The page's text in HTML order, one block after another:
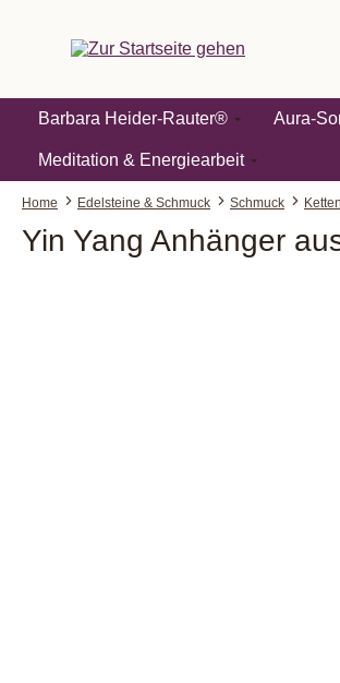
Barbara Heider-Rauter® Aura-
Meditation & Energiearbeit
Home Edelsteine & Schmuck Schmuck
Yin Yang Anhänger